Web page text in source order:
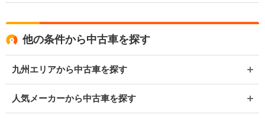
他の条件から中古車を探す
九州エリアから中古車を探す
人気メーカーから中古車を探す